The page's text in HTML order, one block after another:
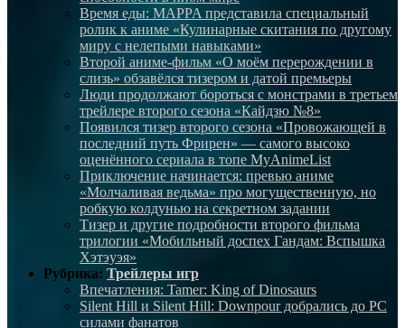
Время еды: MAPPA представила специальный
ролик к аниме «Кулинарные скитания по другому
миру с нелепыми навыками»
Второй аниме-фильм «О моём перерождении в
слизь» обзавёлся тизером и датой премьеры
Люди продолжают бороться с монстрами в третьем
трейлере второго сезона «Кайдзю №8»
Появился тизер второго сезона «Провожающей в
последний путь Фрирен» — самого высоко
оценённого сериала в топе MyAnimeList
Приключение начинается: превью аниме
«Молчаливая ведьма» про могущественную, но
робкую колдунью на секретном задании
Тизер и другие подробности второго фильма
трилогии «Мобильный доспех Гандам: Вспышка
Хэтэуэя»
Рубрика: Трейлеры игр
Впечатления: Tamer: King of Dinosaurs
Silent Hill и Silent Hill: Downpour добрались до PC
силами фанатов